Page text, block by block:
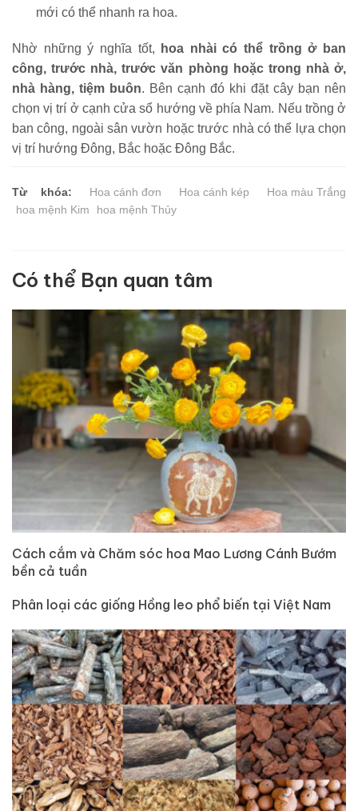
mới có thể nhanh ra hoa.
Nhờ những ý nghĩa tốt,
hoa nhài có thể trồng ở ban
công, trước nhà, trước văn phòng hoặc trong nhà ở,
nhà hàng, tiệm buôn. Bên cạnh đó khi đặt cây bạn nên
chọn vị trí ở cạnh cửa sổ hướng về phía Nam. Nếu trồng ở
ban công, ngoài sân vườn hoặc trước nhà có thể lựa chọn
vị trí hướng Đông, Bắc hoặc Đông Bắc.
Từ khóa: Hoa cánh đơn Hoa cánh kép
Hoa màu Trắng
hoa mệnh Kim
hoa mệnh Thủy
Có thể Bạn quan tâm
Cách cắm và Chăm sóc hoa Mao Lương Cánh Bướm
bền cả tuần
Phân loại các giống Hồng leo phổ biến tại Việt Nam